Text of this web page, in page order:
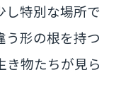
し特別な場所で
う形の根を持つ
き物たちが見ら